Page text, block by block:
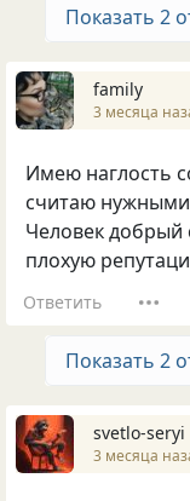
Показать 2
family
3 месяца
Имею наглость
считаю
Человек добрый
плохую
Ответить
Показать 2
svetlo-seryi
3 месяца